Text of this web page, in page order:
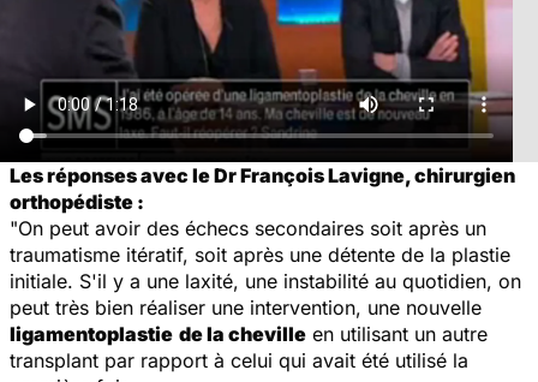
Les réponses avec le Dr François Lavigne, chirurgien
orthopédiste :
"On peut avoir des échecs secondaires soit après un
traumatisme itératif, soit après une détente de la plastie
initiale. S'il y a une laxité, une instabilité au quotidien, on
peut très bien réaliser une intervention, une nouvelle
ligamentoplastie de la cheville en utilisant un autre
transplant par rapport à celui qui avait été utilisé la